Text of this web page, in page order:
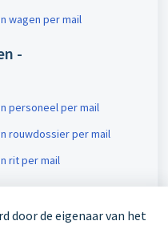
wagen per mail
-
personeel per mail
rouwdossier per mail
rit per mail
door de eigenaar van het